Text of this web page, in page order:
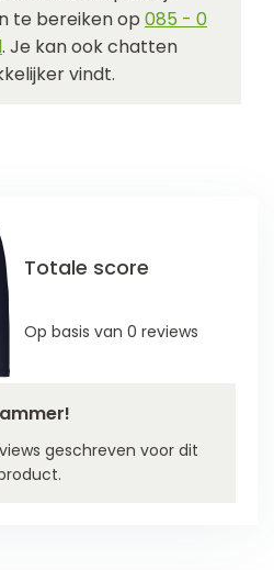
te bereiken op 085 - 0
. Je kan ook chatten
vindt.
geschreven voor dit
Totale score
Op basis van 0 reviews